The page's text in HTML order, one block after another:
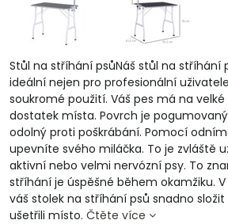
Stůl na stříhání psůNáš stůl na stříhání
ideální nejen pro profesionální
soukromé použití. Váš pes má na
dostatek místa. Povrch je
odolný proti poškrábání. Pomocí
upevníte svého miláčka. To je zvláště
aktivní nebo velmi nervózní psy. To
stříhání je úspěšné během okamžiku.
váš stolek na stříhání psů snadno
ušetřili místo. Čtěte více